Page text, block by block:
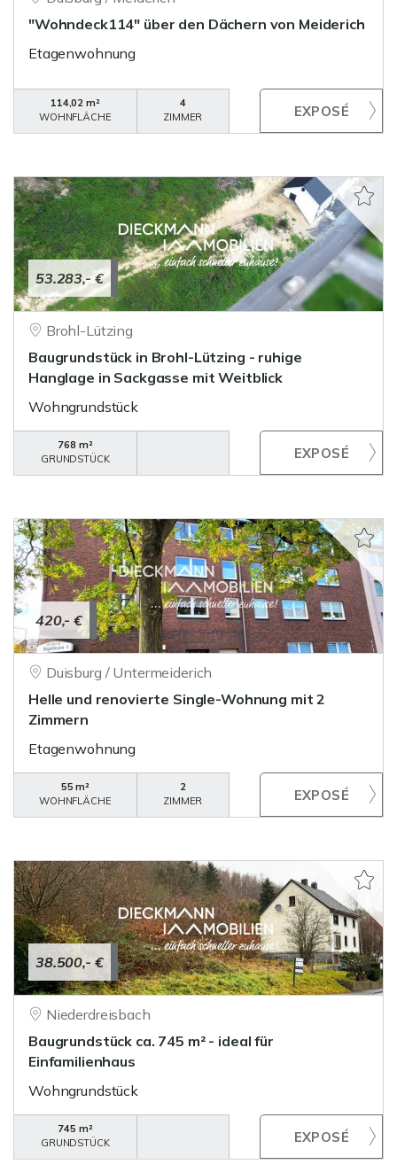
"Wohndeck114" über den Dächern von Meiderich
Etagenwohnung
114,02 m²
WOHNFLÄCHE
4
ZIMMER
53.283,- €
Brohl-Lützing
Baugrundstück in Brohl-Lützing - ruhige
Hanglage in Sackgasse mit Weitblick
Wohngrundstück
768 m²
GRUNDSTÜCK
420,- €
Duisburg / Untermeiderich
Helle und renovierte Single-Wohnung mit 2
Zimmern
Etagenwohnung
55 m²
WOHNFLÄCHE
2
ZIMMER
38.500,- €
Niederdreisbach
Baugrundstück ca. 745 m² - ideal für
Einfamilienhaus
Wohngrundstück
745 m²
GRUNDSTÜCK